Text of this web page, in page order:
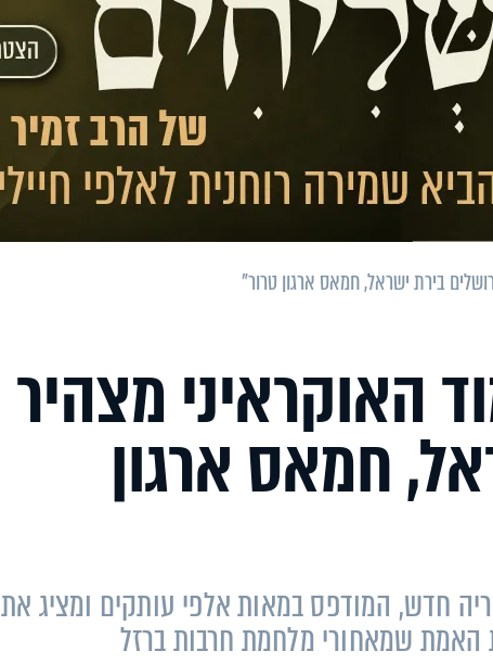
בירת ישראל, חמאס ארגון טרור"
האוקראיני מצהיר
חמאס ארגון
חדש, המודפס במאות אלפי עותקים ומציג את
האמת שמאחורי מלחמת חרבות ברזל